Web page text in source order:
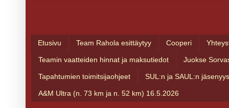
Etusivu Team Rahola esittäytyy Cooperi
Teamin vaatteiden hinnat ja maksutiedot Juokse
Tapahtumien toimitsijaohjeet SUL:n ja SAUL:n jäsenyys
A&M Ultra (n. 73 km ja n. 52 km) 16.5.2026